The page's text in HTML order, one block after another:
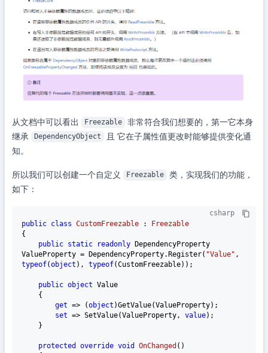
从文档中可以看出 Freezable
非常符合我们想要的，第一它本身
继承
DependencyObject
且 它在子属性值更改时能够提供变化通
知。
所以我们可以创建一个自定义 Freezable
类，实现我们的功能，
如下：
csharp
public class CustomFreezable : Freezable
{
public static readonly DependencyProperty
ValueProperty = DependencyProperty.Register( "Value"
typeof(object ), typeof(CustomFreezable));
public object Value
get => (object )GetValue(ValueProperty);
set => SetValue(ValueProperty, value);
protected override void OnChanged ()